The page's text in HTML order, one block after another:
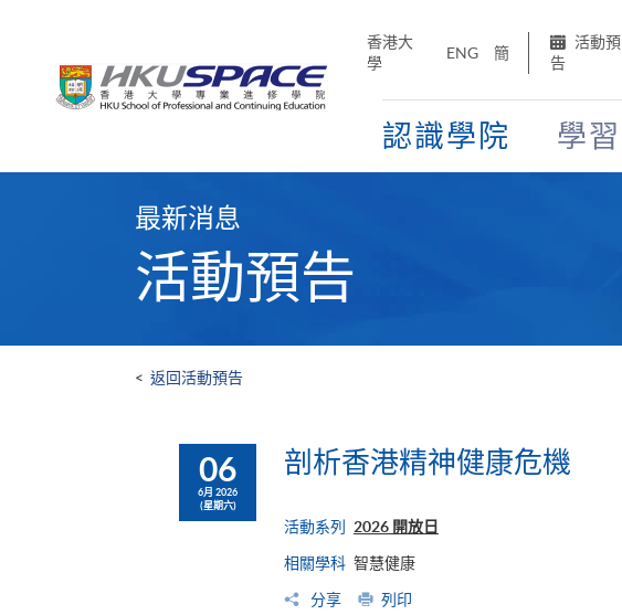
香港大
學
ENG 簡
活動預
告
認識學院 學習
最新消息
活動預告
< 返回活動預告
06
6月 2026
(星期六)
剖析香港精神健康危機
活動系列 2026 開放日
相關學科 智慧健康
分享 列印